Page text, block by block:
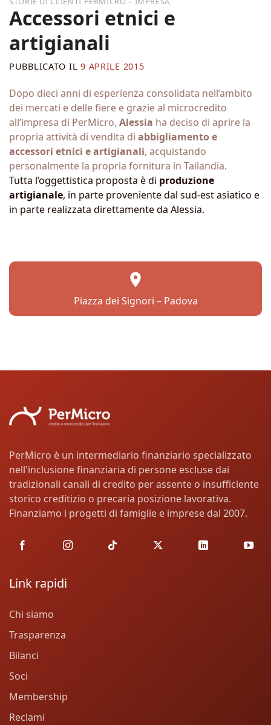
Accessori etnici e
artigianali
PUBBLICATO IL9 APRILE 2015
Dopo dieci anni di esperienza consolidata nell’ambito
dei mercati e delle fiere e grazie al microcredito
all’impresa di PerMicro, Alessia ha deciso di aprire la
propria attività di vendita di abbigliamento e
accessori etnici e artigianali, acquistando
personalmente la propria fornitura in Tailandia.
Tutta l’oggettistica proposta è di produzione
artigianale, in parte proveniente dal sud-est asiatico e
in parte realizzata direttamente da Alessia.
Piazza dei Signori – Padova
PerMicro è un intermediario finanziario specializzato
nell'inclusione finanziaria di persone escluse dai
tradizionali canali di credito per assente o insufficiente
storico creditizio o precaria posizione lavorativa.
Finanziamo i progetti di famiglie e imprese dal 2007.
Link rapidi
Chi siamo
Trasparenza
Bilanci
Soci
Membership
Reclami